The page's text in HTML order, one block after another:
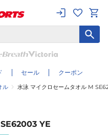
セール クーポン
ル 水泳 マイクロセームタオル M
YE